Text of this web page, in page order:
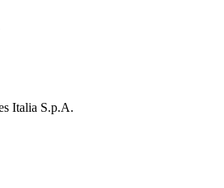
Italia S.p.A.